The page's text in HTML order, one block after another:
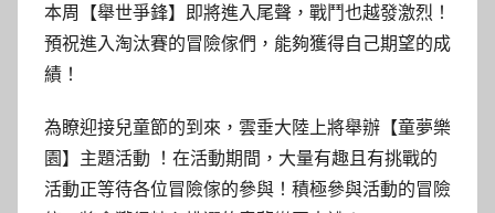
本周【舉世爭鋒】即將進入尾聲，戰鬥也越發激烈！
預祝進入淘汰賽的冒險傢們，能夠獲得自己期望的成
績！
為瞭迎接兒童節的到來，雲垂大陸上將舉辦【童夢樂
園】主題活動 ！在活動期間，大量有趣且有挑戰的
活動正等待各位冒險傢的參與！積極參與活動的冒險